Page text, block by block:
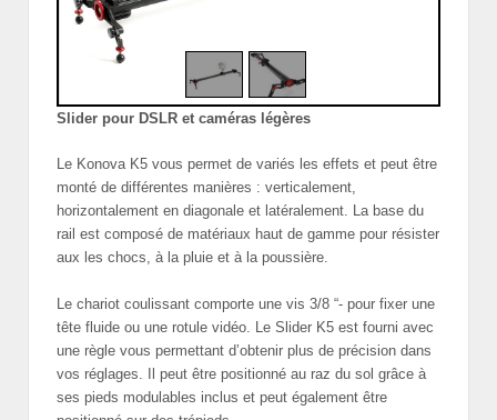
Slider pour DSLR et caméras légères
Le Konova K5 vous permet de variés les effets et peut être
monté de différentes manières : verticalement,
horizontalement en diagonale et latéralement. La base du
rail est composé de matériaux haut de gamme pour résister
aux les chocs, à la pluie et à la poussière.
Le chariot coulissant comporte une vis 3/8 “- pour fixer une
tête fluide ou une rotule vidéo. Le Slider K5 est fourni avec
une règle vous permettant d’obtenir plus de précision dans
vos réglages. Il peut être positionné au raz du sol grâce à
ses pieds modulables inclus et peut également être